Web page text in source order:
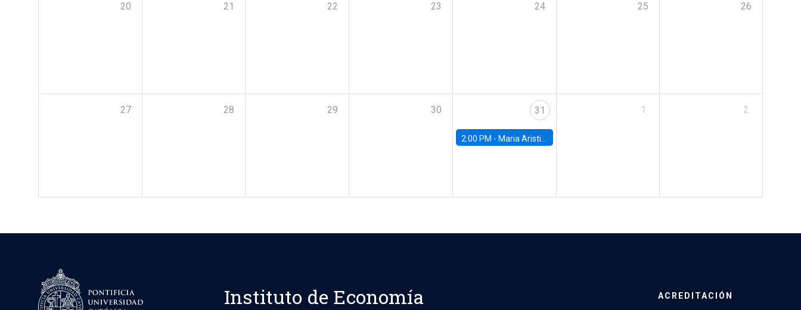
20 21 22 23 24 25 26
27 28 29 30 31
2:00 PM - Maria Aristizabal-Ramirez, FED Board
1 2
Instituto de Economía ACREDITACIÓN